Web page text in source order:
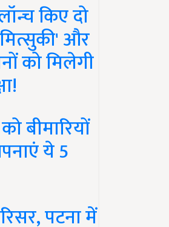
किए दो
और
को मिलेगी
बीमारियों
ये 5
पटना में